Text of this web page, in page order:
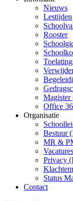
Nieuws
Lestijden
Rooster
Magister
Office
Organisatie
Bestuur
MR &
Privacy
Status
Contact